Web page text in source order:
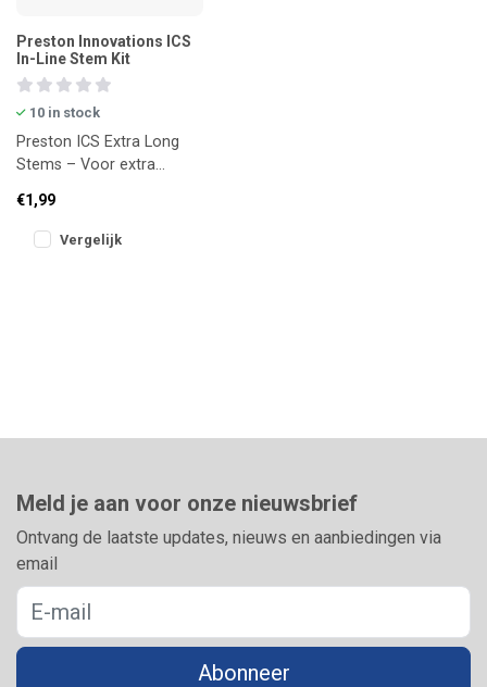
Preston Innovations ICS
In-Line Stem Kit
10 in stock
Preston ICS Extra Long
Stems – Voor extra
Perfect voor verre
worpen
€1,99
Vergelijk
Meld je aan voor onze nieuwsbrief
Ontvang de laatste updates, nieuws en aanbiedingen via
email
Abonneer